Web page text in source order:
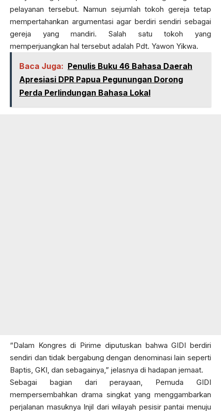
pelayanan tersebut. Namun sejumlah tokoh gereja tetap
mempertahankan argumentasi agar berdiri sendiri sebagai
gereja yang mandiri. Salah satu tokoh yang
memperjuangkan hal tersebut adalah Pdt. Yawon Yikwa.
Baca Juga: Penulis Buku 46 Bahasa Daerah
Apresiasi DPR Papua Pegunungan Dorong
Perda Perlindungan Bahasa Lokal
“Dalam Kongres di Pirime diputuskan bahwa GIDI berdiri
sendiri dan tidak bergabung dengan denominasi lain seperti
Baptis, GKI, dan sebagainya,” jelasnya di hadapan jemaat.
Sebagai bagian dari perayaan, Pemuda GIDI
mempersembahkan drama singkat yang menggambarkan
perjalanan masuknya Injil dari wilayah pesisir pantai menuju